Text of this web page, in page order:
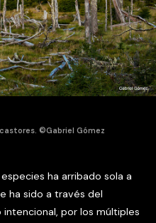
©Gabriel Gómez
ha arribado sola a
ha sido a través del
por los múltiples